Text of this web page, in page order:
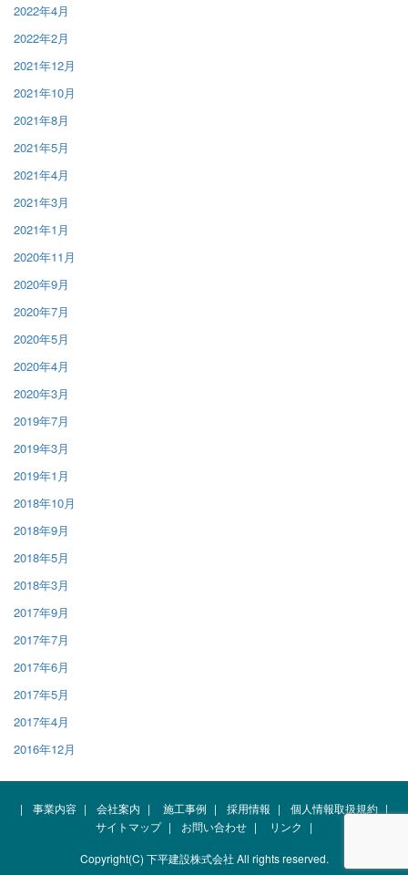
2022年4月
2022年2月
2021年12月
2021年10月
2021年8月
2021年5月
2021年4月
2021年3月
2021年1月
2020年11月
2020年9月
2020年7月
2020年5月
2020年4月
2020年3月
2019年7月
2019年3月
2019年1月
2018年10月
2018年9月
2018年5月
2018年3月
2017年9月
2017年7月
2017年6月
2017年5月
2017年4月
2016年12月
| 事業内容 | 会社案内 | 施工事例 | 採用情報 | 個人情報取扱規約 |
サイトマップ | お問い合わせ | リンク |
Copyright(C) 下平建設株式会社 All rights reserved.